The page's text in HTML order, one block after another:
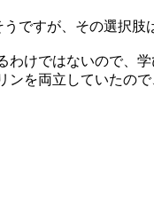
ですが、その選択肢
けではないので、
を両立していたの